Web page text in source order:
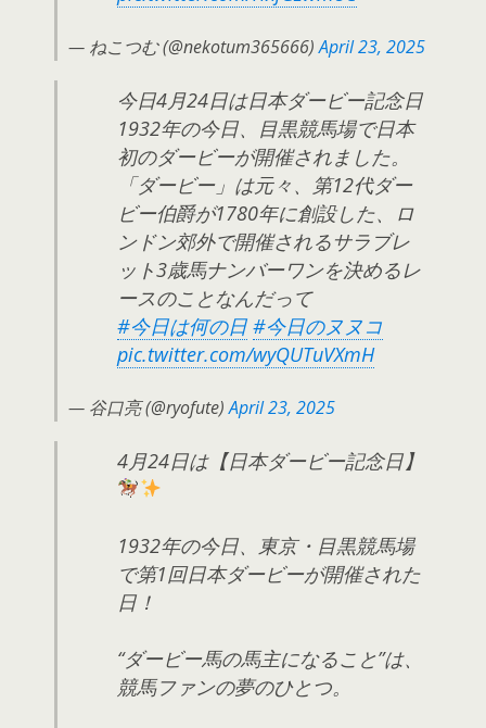
— ねこつむ (@nekotum365666)April 23, 2025
今日4月24日は日本ダービー記念日
1932年の今日、目黒競馬場で日本
初のダービーが開催されました。
「ダービー」は元々、第12代ダー
ビー伯爵が1780年に創設した、ロ
ンドン郊外で開催されるサラブレ
ット3歳馬ナンバーワンを決めるレ
ースのことなんだって
#今日は何の日 #今日のヌヌコ
pic.twitter.com/wyQUTuVXmH
— 谷口亮 (@ryofute)April 23, 2025
4月24日は【日本ダービー記念日】
1932年の今日、東京・目黒競馬場
で第1回日本ダービーが開催された
日！
“ダービー馬の馬主になること”は、
競馬ファンの夢のひとつ。